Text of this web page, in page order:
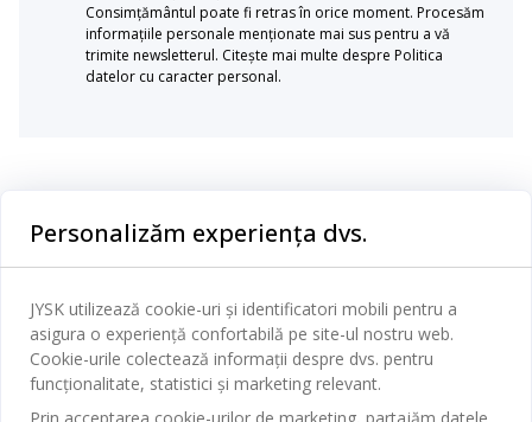
Consimțământul poate fi retras în orice moment. Procesăm
informațiile personale menționate mai sus pentru a vă
trimite newsletterul. Citește mai multe despre Politica
datelor cu caracter personal.
Baie
Birou
Sufragerie
Contact Relații Clienți
Magazine și program
JYSK
Despre JYSK
Personalizăm experiența dvs.
JYSK utilizează cookie-uri și identificatori mobili pentru a
asigura o experiență confortabilă pe site-ul nostru web.
Cookie-urile colectează informații despre dvs. pentru
funcționalitate, statistici și marketing relevant.